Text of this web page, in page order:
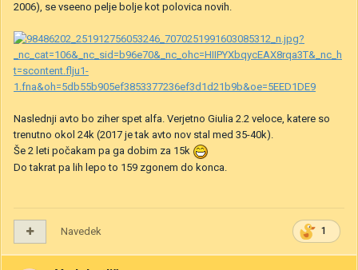
2006), se vseeno pelje bolje kot polovica novih.
Naslednji avto bo ziher spet alfa. Verjetno Giulia 2.2 veloce, katere so
trenutno okol 24k (2017 je tak avto nov stal med 35-40k).
Še 2 leti počakam pa ga dobim za 15k
Do takrat pa lih lepo to 159 zgonem do konca.
1
Navedek